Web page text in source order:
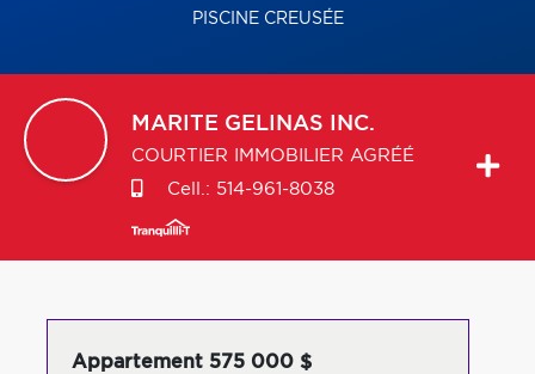
PISCINE CREUSÉE
MARITE GELINAS INC.
COURTIER IMMOBILIER AGRÉÉ
Cell.: 514-961-8038
Appartement 575 000 $